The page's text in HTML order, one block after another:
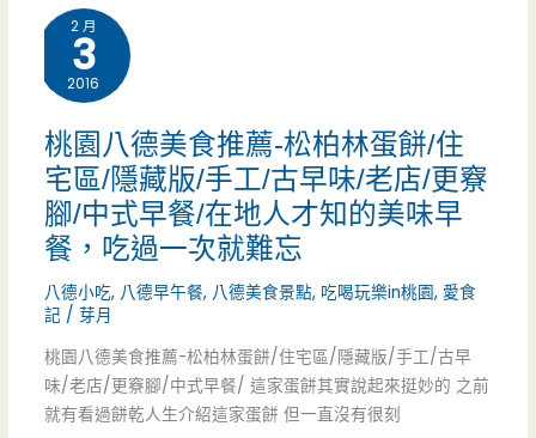
結
束
業)
義
大
麵/
育
嬰
室/
天
晟
美
食
推
薦-
金
陵
路
三
段
2 月
3
2016
桃園八德美食推薦-松柏林蛋餅/住
宅區/隱藏版/手工/古早味/老店/更竂
腳/中式早餐/在地人才知的美味早
餐，吃過一次就難忘
八德小吃, 八德早午餐, 八德美食景點, 吃喝玩樂in桃園, 愛食
記 /芽月
桃園八德美食推薦-松柏林蛋餅/住宅區/隱藏版/手工/古早
味/老店/更竂腳/中式早餐/ 這家蛋餅其實說起來挺妙的 之前
就有看過餅乾人生介紹這家蛋餅 但一直沒有很刻